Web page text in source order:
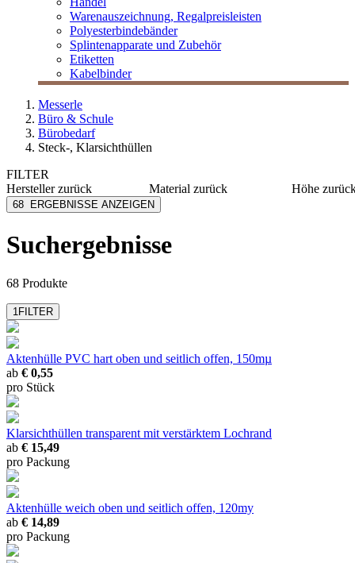
Warenauszeichnung, Regalpreisleisten
Polyesterbindebänder
Splintenapparate und Zubehör
Etiketten
Kabelbinder
Messerle
Büro & Schule
Bürobedarf
Steck-, Klarsichthüllen
FILTER
Herstellerzurück
3L
Donau Design
Durable
mehr anzeigen
Material zurück
Pergamin
Höhe
68 ERGEBNISSE ANZEIGEN
Suchergebnisse
68 Produkte
1FILTER
Aktenhülle PVC hart oben und seitlich offen, 150mµ
ab € 0,55
pro Stück
Klarsichthüllen transparent mit verstärktem Lochrand
ab € 15,49
pro Packung
Aktenhülle weich oben und seitlich offen, 120my
ab € 14,89
pro Packung